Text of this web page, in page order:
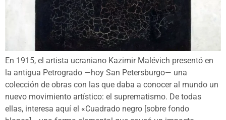
En 1915, el artista ucraniano Kazimir Malévich presentó en
la antigua Petrogrado —hoy San Petersburgo— una
colección de obras con las que daba a conocer al mundo un
nuevo movimiento artístico: el suprematismo. De todas
ellas, interesa aquí el «Cuadrado negro [sobre fondo